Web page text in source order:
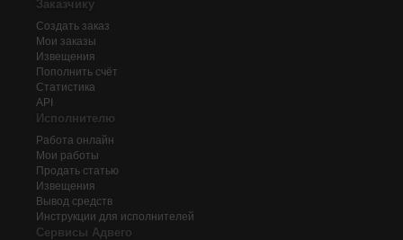
Заказчику
Создать заказ
Мои заказы
Извещения
Пополнить счёт
Статистика
API
Исполнителю
Работа онлайн
Мои работы
Продать статью
Извещения
Вывод средств
Инструкции для исполнителей
Сервисы Адвего